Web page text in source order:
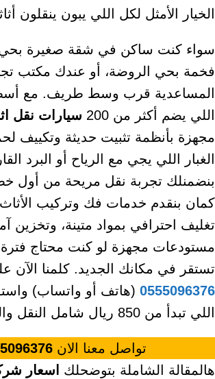
الخيار الأمثل لكل اللي يبون ينقلون
سواء كنت ساكن في شقة صغيرة بحي
فخمة بحي الروضة، أو عندك مكتب
المساعدية قرب وسط طريف. مع
اللي يضم أكثر من 200
سيارات نقل
مجهزة بأنظمة تثبيت حديثة وتكييف
الغبار اللي يجي مع الرياح أو البرد
بنضمنلك تجربة نقل مريحة من أول
كمان بنقدم خدمات فك وتركيب الأثاث
تغليف احترافي بمواد متينة، وتخزين
مستودعات مجهزة لو كنت محتاج فترة
تستقر في مكانك الجديد. كلمنا الآن
0555096376 (هاتف أو واتساب)
اللي تبدأ من 850 ريال شامل النقل والتغليف!
تواصل معنا الان
هالمقالة الشاملة بتوضحلك
اسعار